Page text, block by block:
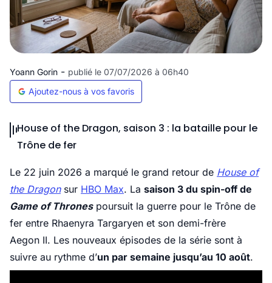
Yoann Gorin - publié le 07/07/2026 à 06h40
Ajoutez-nous à vos favoris
House of the Dragon, saison 3 : la bataille pour le
Trône de fer
Le 22 juin 2026 a marqué le grand retour de House of
the Dragonsur HBO Max. La saison 3 du spin-off de
Game of Thronespoursuit la guerre pour le Trône de
fer entre Rhaenyra Targaryen et son demi-frère
Aegon II. Les nouveaux épisodes de la série sont à
suivre au rythme d’un par semaine jusqu’au 10 août.